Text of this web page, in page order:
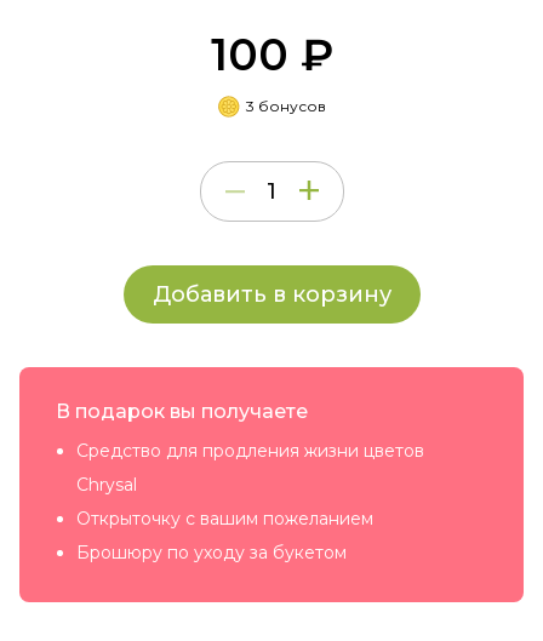
100 ₽
3 бонусов
Добавить в корзину
В подарок вы получаете
Средство для продления жизни цветов
Chrysal
Открыточку с вашим пожеланием
Брошюру по уходу за букетом